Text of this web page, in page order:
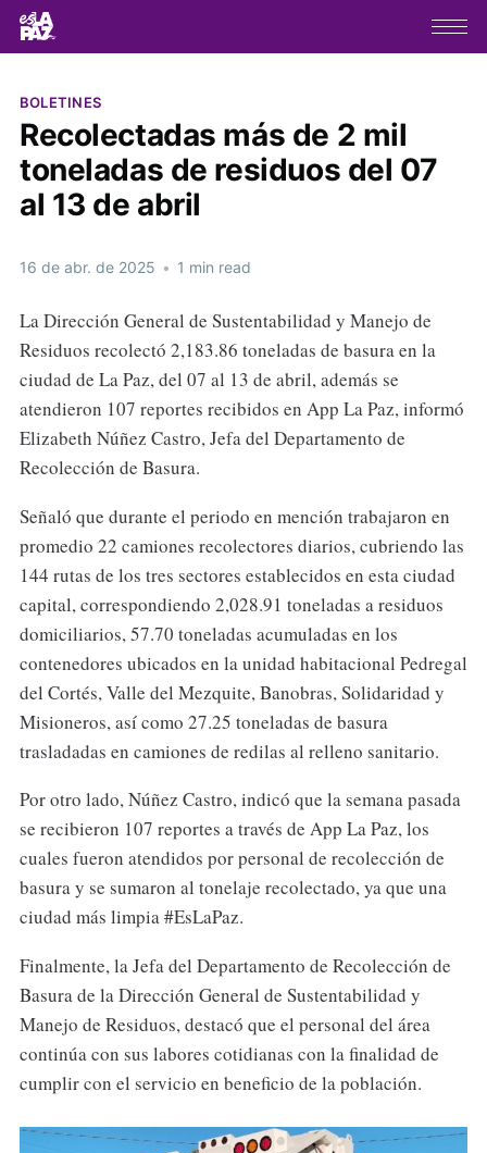
BOLETINES
Recolectadas más de 2 mil
toneladas de residuos del 07
al 13 de abril
16 de abr. de 2025 • 1 min read
La Dirección General de Sustentabilidad y Manejo de
Residuos recolectó 2,183.86 toneladas de basura en la
ciudad de La Paz, del 07 al 13 de abril, además se
atendieron 107 reportes recibidos en App La Paz, informó
Elizabeth Núñez Castro, Jefa del Departamento de
Recolección de Basura.
Señaló que durante el periodo en mención trabajaron en
promedio 22 camiones recolectores diarios, cubriendo las
144 rutas de los tres sectores establecidos en esta ciudad
capital, correspondiendo 2,028.91 toneladas a residuos
domiciliarios, 57.70 toneladas acumuladas en los
contenedores ubicados en la unidad habitacional Pedregal
del Cortés, Valle del Mezquite, Banobras, Solidaridad y
Misioneros, así como 27.25 toneladas de basura
trasladadas en camiones de redilas al relleno sanitario.
Por otro lado, Núñez Castro, indicó que la semana pasada
se recibieron 107 reportes a través de App La Paz, los
cuales fueron atendidos por personal de recolección de
basura y se sumaron al tonelaje recolectado, ya que una
ciudad más limpia #EsLaPaz.
Finalmente, la Jefa del Departamento de Recolección de
Basura de la Dirección General de Sustentabilidad y
Manejo de Residuos, destacó que el personal del área
continúa con sus labores cotidianas con la finalidad de
cumplir con el servicio en beneficio de la población.